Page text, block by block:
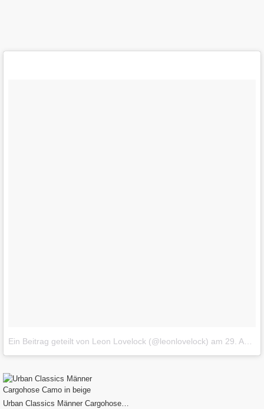
Ein Beitrag geteilt von Leon Lovelock (@leonlovelock) am 29. Aug 2017 um 7:13 Uhr
Urban Classics Männer Cargohose Camo in beige